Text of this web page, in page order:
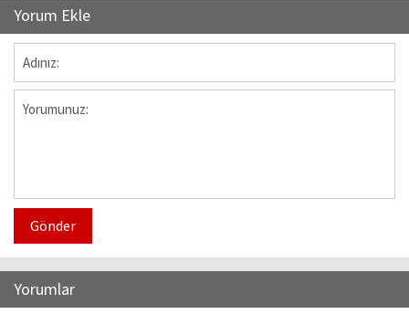
Yorum Ekle
Gönder
Yorumlar